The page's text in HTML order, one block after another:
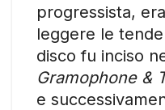
progressista,
leggere le
disco fu inciso
Gramophone &
e